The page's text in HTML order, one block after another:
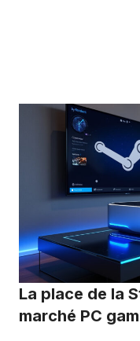
La place de la
marché PC